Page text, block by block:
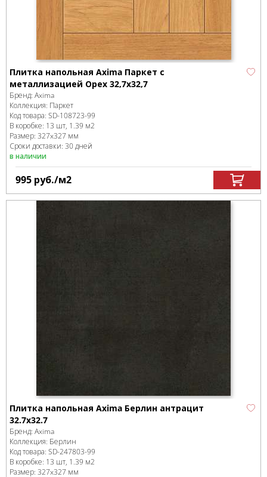
Плитка напольная Axima Паркет с
металлизацией Орех 32,7х32,7
Бренд: Axima
Коллекция: Паркет
Код товара: SD-108723-99
В коробке: 13 шт, 1.39 м2
Размер: 327x327 мм
Сроки доставки: 30 дней
в наличии
995 руб./м2
Плитка напольная Axima Берлин антрацит
32.7x32.7
Бренд: Axima
Коллекция: Берлин
Код товара: SD-247803-99
В коробке: 13 шт, 1.39 м2
Размер: 327x327 мм